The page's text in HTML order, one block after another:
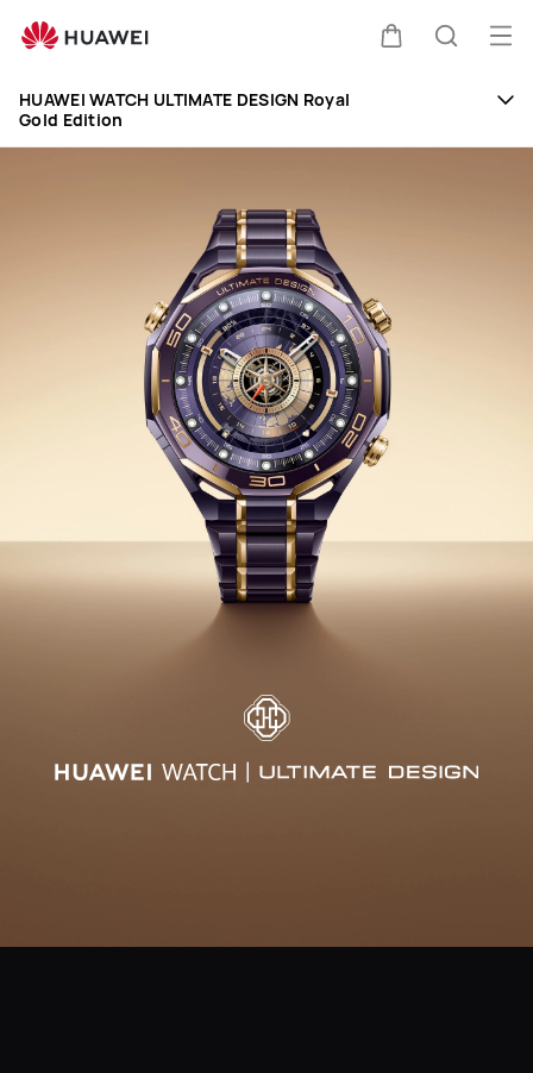
WATCH
DESIGN
Royal
เปิด
เมนู
HUAWEI WATCH ULTIMATE DESIGN Royal
Gold Edition